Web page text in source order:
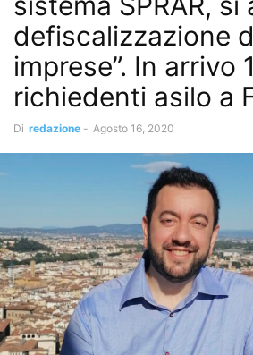
defiscalizzazione
imprese”. In arrivo
richiedenti asilo a
Di redazione - Agosto 16, 2020